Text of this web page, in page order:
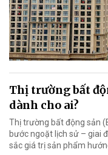
Thị trường bất
dành cho ai?
Thị trường bất động sản
bước ngoặt lịch sử – giai
sắc giá trị sản phẩm